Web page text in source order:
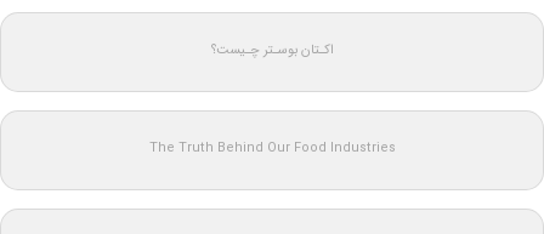
اکـتان بوسـتر چـیست؟
The Truth Behind Our Food Industries